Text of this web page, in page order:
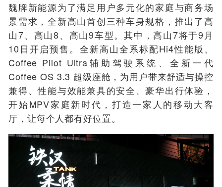
魏牌新能源为了满足用户多元化的家庭与商务场
景需求，全新高山首创三种车身规格，推出了高
山7、高山8、高山9车型。其中，高山7将于9月
10日开启预售。全新高山全系标配Hi4性能版、
Coffee Pilot Ultra辅助驾驶系统、全新一代
Coffee OS 3.3 超级座舱，为用户带来舒适与操控
兼得、性能与效能兼具的安全、豪华出行体验，
开始MPV家庭新时代，打造一家人的移动大客
厅，让每个人都有好位置。